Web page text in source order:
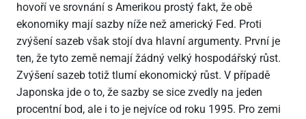
hovoří ve srovnání s Amerikou prostý fakt, že obě
ekonomiky mají sazby níže než americký Fed. Proti
zvýšení sazeb však stojí dva hlavní argumenty. První je
ten, že tyto země nemají žádný velký hospodářský růst.
Zvýšení sazeb totiž tlumí ekonomický růst. V případě
Japonska jde o to, že sazby se sice zvedly na jeden
procentní bod, ale i to je nejvíce od roku 1995. Pro zemi